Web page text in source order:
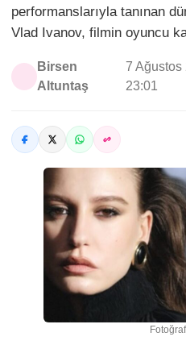
performanslarıyla tanınan
Vlad Ivanov, filmin oyuncu
Birsen
Altuntaş
7 Ağustos
23:01